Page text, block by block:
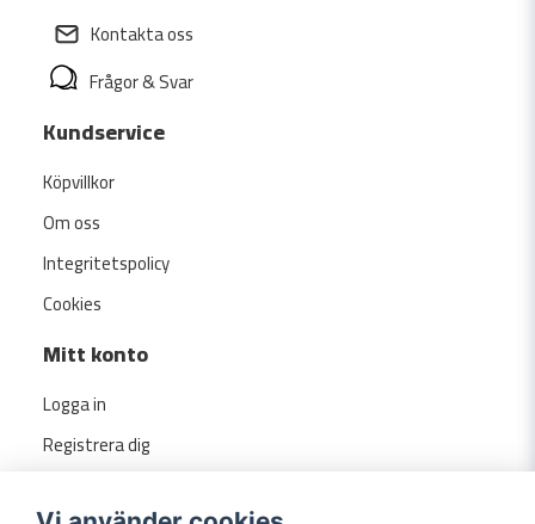
Kontakta oss
Frågor & Svar
Kundservice
Köpvillkor
Om oss
Integritetspolicy
Cookies
Mitt konto
Logga in
Registrera dig